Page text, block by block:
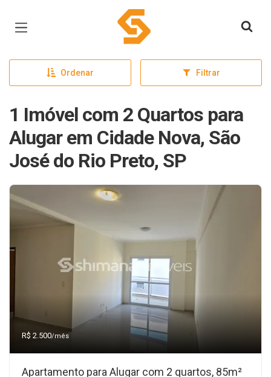
Página inicial
Ordenar Filtrar
1 Imóvel com 2 Quartos para
Alugar em Cidade Nova, São
José do Rio Preto, SP
R$ 2.500/mês
Apartamento para Alugar com 2 quartos, 85m²